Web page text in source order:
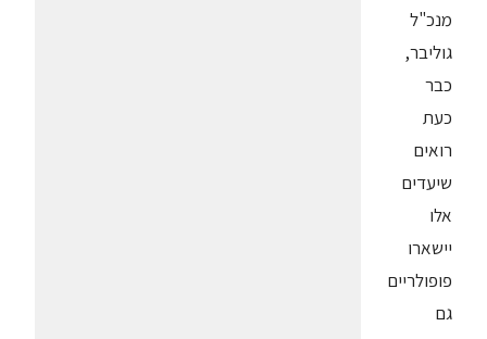
מנכ"ל
גוליבר,
כבר
כעת
רואים
שיעדים
אלו
יישארו
פופולריים
גם